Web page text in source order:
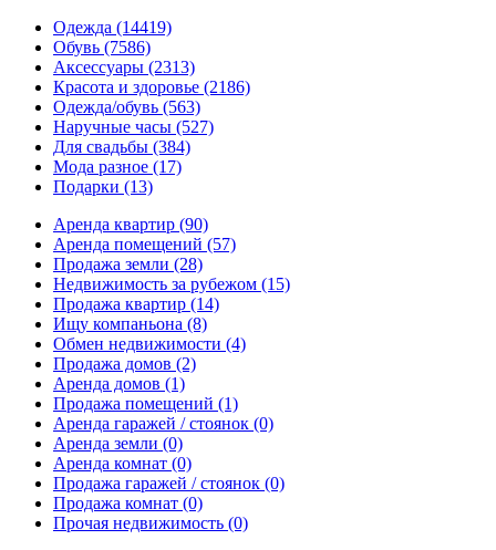
Одежда (14419)
Обувь (7586)
Аксессуары (2313)
Красота и здоровье (2186)
Одежда/обувь (563)
Наручные часы (527)
Для свадьбы (384)
Мода разное (17)
Подарки (13)
Аренда квартир (90)
Аренда помещений (57)
Продажа земли (28)
Недвижимость за рубежом (15)
Продажа квартир (14)
Ищу компаньона (8)
Обмен недвижимости (4)
Продажа домов (2)
Аренда домов (1)
Продажа помещений (1)
Аренда гаражей / стоянок (0)
Аренда земли (0)
Аренда комнат (0)
Продажа гаражей / стоянок (0)
Продажа комнат (0)
Прочая недвижимость (0)